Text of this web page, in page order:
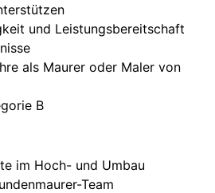
und Leistungsbereitschaft
als Maurer oder Maler von
B
im Hoch- und Umbau
Team